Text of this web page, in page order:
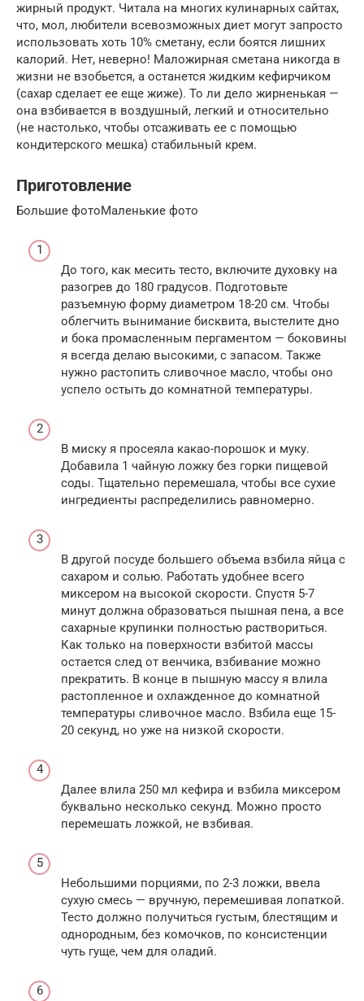
жирный продукт. Читала на многих кулинарных сайтах,
что, мол, любители всевозможных диет могут запросто
использовать хоть 10% сметану, если боятся лишних
калорий. Нет, неверно! Маложирная сметана никогда в
жизни не взобьется, а останется жидким кефирчиком
(сахар сделает ее еще жиже). То ли дело жирненькая —
она взбивается в воздушный, легкий и относительно
(не настолько, чтобы отсаживать ее с помощью
кондитерского мешка) стабильный крем.
Приготовление
Большие фотоМаленькие фото
До того, как месить тесто, включите духовку на
разогрев до 180 градусов. Подготовьте
разъемную форму диаметром 18-20 см. Чтобы
облегчить вынимание бисквита, выстелите дно
и бока промасленным пергаментом — боковины
я всегда делаю высокими, с запасом. Также
нужно растопить сливочное масло, чтобы оно
успело остыть до комнатной температуры.
В миску я просеяла какао-порошок и муку.
Добавила 1 чайную ложку без горки пищевой
соды. Тщательно перемешала, чтобы все сухие
ингредиенты распределились равномерно.
В другой посуде большего объема взбила яйца с
сахаром и солью. Работать удобнее всего
миксером на высокой скорости. Спустя 5-7
минут должна образоваться пышная пена, а все
сахарные крупинки полностью раствориться.
Как только на поверхности взбитой массы
остается след от венчика, взбивание можно
прекратить. В конце в пышную массу я влила
растопленное и охлажденное до комнатной
температуры сливочное масло. Взбила еще 15-
20 секунд, но уже на низкой скорости.
Далее влила 250 мл кефира и взбила миксером
буквально несколько секунд. Можно просто
перемешать ложкой, не взбивая.
Небольшими порциями, по 2-3 ложки, ввела
сухую смесь — вручную, перемешивая лопаткой.
Тесто должно получиться густым, блестящим и
однородным, без комочков, по консистенции
чуть гуще, чем для оладий.